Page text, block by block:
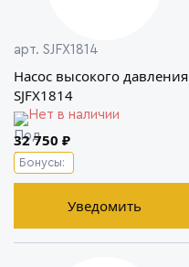
арт. SJFX1814
Насос высокого давления
SJFX1814
Нет в наличии
32 750 ₽
Бонусы:
Уведомить